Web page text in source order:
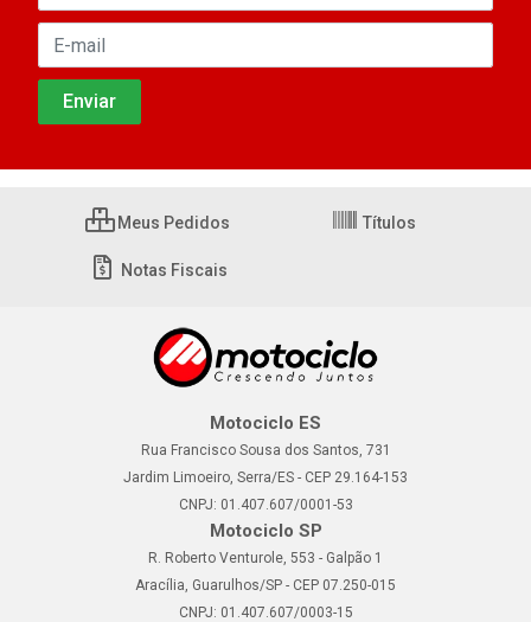
Meus Pedidos Títulos
Notas Fiscais
Motociclo ES
Rua Francisco Sousa dos Santos, 731
Jardim Limoeiro, Serra/ES - CEP 29.164-153
CNPJ: 01.407.607/0001-53
Motociclo SP
R. Roberto Venturole, 553 - Galpão 1
Aracília, Guarulhos/SP - CEP 07.250-015
CNPJ: 01.407.607/0003-15